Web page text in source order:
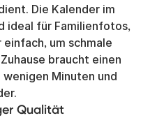
Die Kalender im
ideal für Familienfotos,
um schmale
braucht einen
Minuten und
Qualität